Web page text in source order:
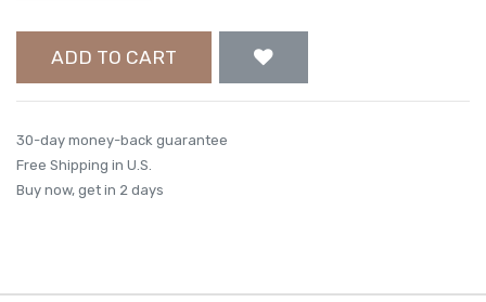
ADD TO CART
30-day money-back guarantee
Free Shipping in U.S.
Buy now, get in 2 days